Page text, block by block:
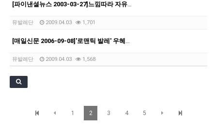
[파이낸셜뉴스 2003-03-27]느낌따라 자유롭게 즉흥춤으로의 초대
뮤발레단 2009.04.03 1,701
[매일신문 2006-09-08]'로맨틱 발레' 우혜영 대구 첫 무대…10일 문예회관
뮤발레단 2009.04.03 1,568
1 2 3 4 5